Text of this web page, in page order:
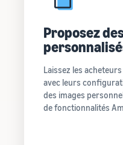
Proposez
Laissez les
avec leurs
des images
de fonctionnalités